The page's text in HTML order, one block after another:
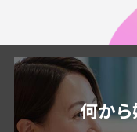
何か